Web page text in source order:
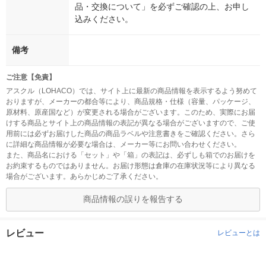
品・交換について」を必ずご確認の上、お申し
込みください。
備考
ご注意【免責】
アスクル（LOHACO）では、サイト上に最新の商品情報を表示するよう努めて
おりますが、メーカーの都合等により、商品規格・仕様（容量、パッケージ、
原材料、原産国など）が変更される場合がございます。このため、実際にお届
けする商品とサイト上の商品情報の表記が異なる場合がございますので、ご使
用前には必ずお届けした商品の商品ラベルや注意書きをご確認ください。さら
に詳細な商品情報が必要な場合は、メーカー等にお問い合わせください。
また、商品名における「セット」や「箱」の表記は、必ずしも箱でのお届けを
お約束するものではありません。お届け形態は倉庫の在庫状況等により異なる
場合がございます。あらかじめご了承ください。
商品情報の誤りを報告する
レビュー レビューとは